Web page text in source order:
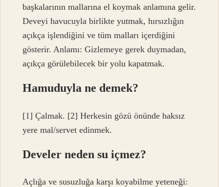
başkalarının mallarına el koymak anlamına gelir.
Deveyi havucuyla birlikte yutmak, hırsızlığın
açıkça işlendiğini ve tüm malları içerdiğini
gösterir. Anlamı: Gizlemeye gerek duymadan,
açıkça görülebilecek bir yolu kapatmak.
Hamuduyla ne demek?
[1] Çalmak. [2] Herkesin gözü önünde haksız
yere mal/servet edinmek.
Develer neden su içmez?
Açlığa ve susuzluğa karşı koyabilme yeteneği: